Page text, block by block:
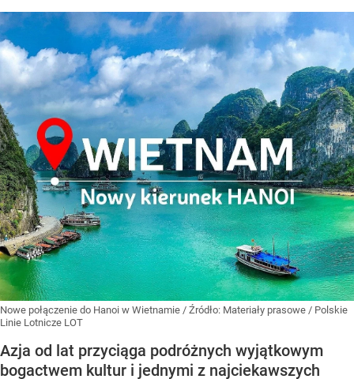
Nowe połączenie do Hanoi w Wietnamie / Źródło: Materiały prasowe / Polskie
Linie Lotnicze LOT
Azja od lat przyciąga podróżnych wyjątkowym
bogactwem kultur i jednymi z najciekawszych